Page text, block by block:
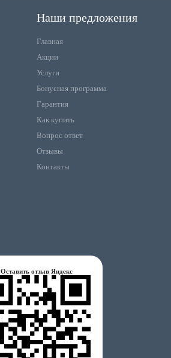
Наши предложения
Главная
Акции
Услуги
Бонусная программа
Гарантия
Как купить
Вопрос ответ
Отзывы
Контакты
Оставить отзыв Яндекс